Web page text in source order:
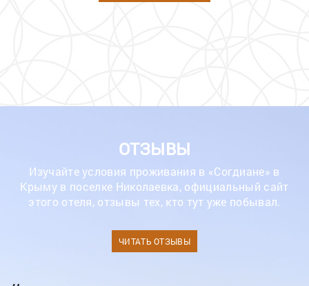
ОТЗЫВЫ
Изучайте условия проживания в «Согдиане» в
Крыму в поселке Николаевка, официальный сайт
этого отеля, отзывы тех, кто тут уже побывал.
ЧИТАТЬ ОТЗЫВЫ